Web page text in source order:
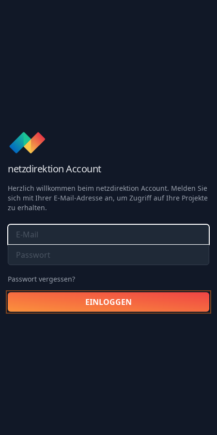
netzdirektion Account
Herzlich willkommen beim netzdirektion Account. Melden Sie
sich mit Ihrer E-Mail-Adresse an, um Zugriff auf Ihre Projekte
zu erhalten.
Passwort vergessen?
EINLOGGEN